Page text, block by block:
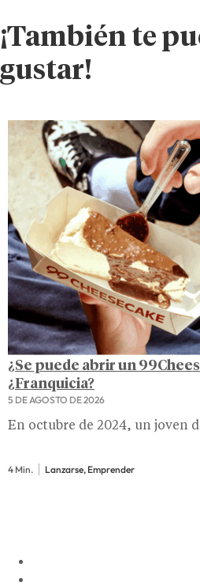
¡También te
gustar!
¿Se puede abrir un
¿Franquicia?
5 DE AGOSTO DE 2026
En octubre de 2024, un joven
4 Min. Lanzarse, Emprender